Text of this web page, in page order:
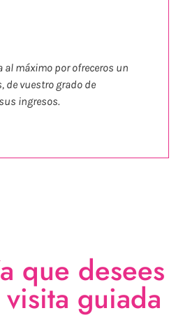
al máximo por ofreceros un
de vuestro grado de
ingresos.
que desees
guiada